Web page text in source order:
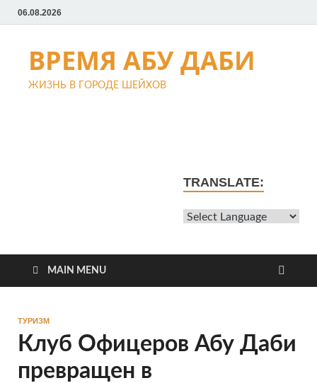
06.08.2026
ВРЕМЯ АБУ ДАБИ
ЖИЗНЬ В ГОРОДЕ ШЕЙХОВ
TRANSLATE:
MAIN MENU
ТУРИЗМ
Клуб Офицеров Абу Даби
превращен в